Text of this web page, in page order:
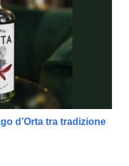
d’Orta tra tradizione